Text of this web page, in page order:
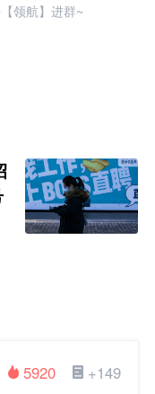
领航】进群~
+149
5920